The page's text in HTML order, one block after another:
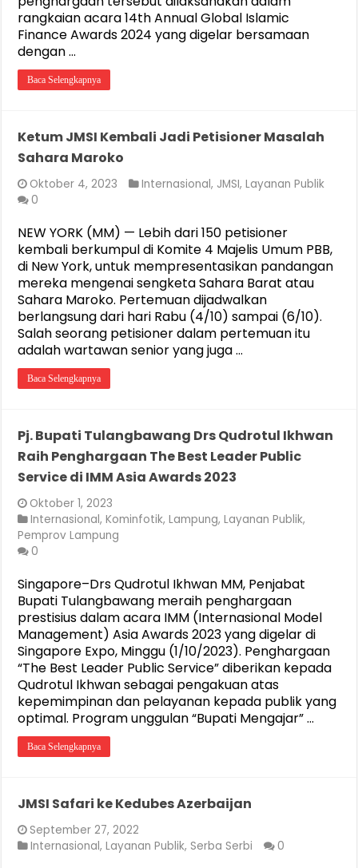
rangkaian acara 14th Annual Global Islamic
Finance Awards 2024 yang digelar bersamaan
dengan …
Baca Selengkapnya
Ketum JMSI Kembali Jadi Petisioner Masalah
Sahara Maroko
Oktober 4, 2023 Internasional, JMSI,Layanan Publik
0
NEW YORK (MM) — Lebih dari 150 petisioner
kembali berkumpul di Komite 4 Majelis Umum PBB,
di New York, untuk mempresentasikan pandangan
mereka mengenai sengketa Sahara Barat atau
Sahara Maroko. Pertemuan dijadwalkan
berlangsung dari hari Rabu (4/10) sampai (6/10).
Salah seorang petisioner dalam pertemuan itu
adalah wartawan senior yang juga …
Baca Selengkapnya
Pj. Bupati Tulangbawang Drs Qudrotul Ikhwan
Raih Penghargaan The Best Leader Public
Service di IMM Asia Awards 2023
Oktober 1, 2023
Internasional,Kominfotik,Lampung,Layanan Publik,
Pemprov Lampung
0
Singapore–Drs Qudrotul Ikhwan MM, Penjabat
Bupati Tulangbawang meraih penghargaan
prestisius dalam acara IMM (Internasional Model
Management) Asia Awards 2023 yang digelar di
Singapore Expo, Minggu (1/10/2023). Penghargaan
“The Best Leader Public Service” diberikan kepada
Qudrotul Ikhwan sebagai pengakuan atas
kepemimpinan dan pelayanan kepada publik yang
optimal. Program unggulan “Bupati Mengajar” …
Baca Selengkapnya
JMSI Safari ke Kedubes Azerbaijan
September 27, 2022
Internasional,Layanan Publik, Serba Serbi 0